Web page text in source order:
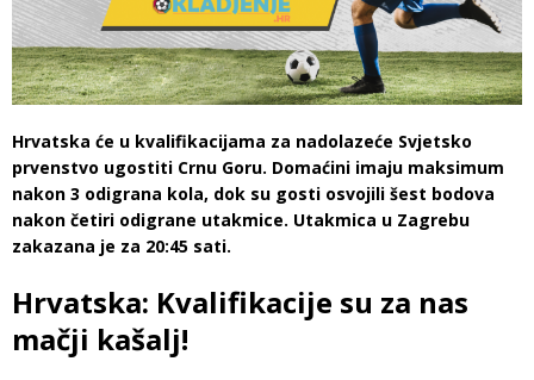
Hrvatska će u kvalifikacijama za nadolazeće Svjetsko
prvenstvo ugostiti Crnu Goru. Domaćini imaju maksimum
nakon 3 odigrana kola, dok su gosti osvojili šest bodova
nakon četiri odigrane utakmice. Utakmica u Zagrebu
zakazana je za 20:45 sati.
Hrvatska: Kvalifikacije su za nas
mačji kašalj!